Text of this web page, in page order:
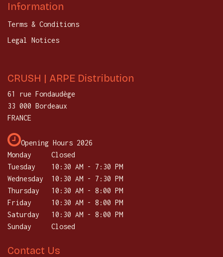
Information
Terms & Conditions
Legal Notices
CRUSH | ARPE Distribution
61 rue Fondaudège
33 000 Bordeaux
FRANCE
Opening Hours 2026
Monday
Closed
Tuesday
​10:30 AM - 7:30 PM
Wednesday
10:30 AM - 7:30 PM
Thursday
​10:30 AM - 8:00 PM
Friday
10:30 AM - 8:00 PM
Saturday
​10:30 AM - 8:00 PM
Sunday
Closed
Contact Us